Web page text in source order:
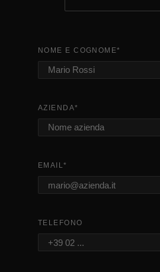
NOME E COGNOME*
AZIENDA*
EMAIL*
TELEFONO